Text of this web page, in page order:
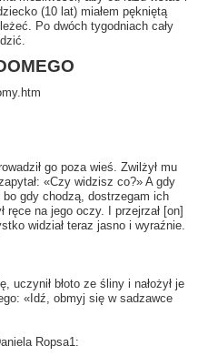
(10 lat) miałem pękniętą
Po dwóch tygodniach cały
go poza wieś. Zwilżył mu
«Czy widzisz co?» A gdy
bo gdy chodzą, dostrzegam ich
ręce na jego oczy. I przejrzał [on]
widział teraz jasno i wyraźnie.
uczynił błoto ze śliny i nałożył je
«Idź, obmyj się w sadzawce
Ropsa1: